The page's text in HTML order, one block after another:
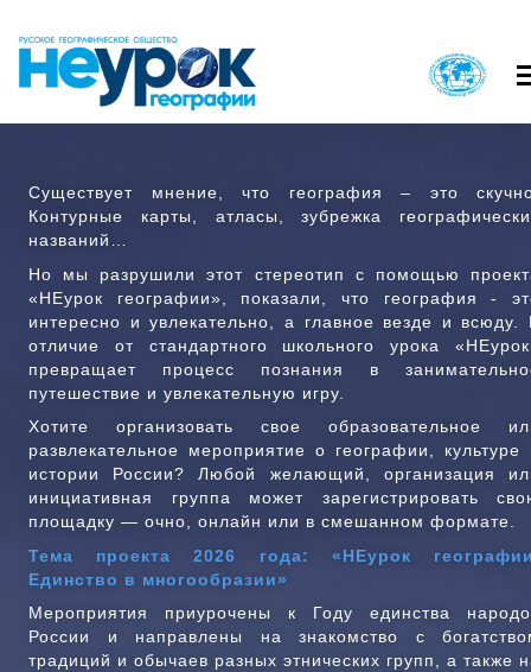
основному
содержанию
ГЛАВНОЕ
1
О ПРОЕКТЕ
ВОПРОСЫ И ОТВЕТЫ
ГЛАВНОЕ
2
КАК
Существует мнение, что география – это
Контурные карты, атласы, зубрежка
названий…
Но мы разрушили этот стереотип с помощью
«НЕурок географии», показали, что география -
интересно и увлекательно, а главное везде и всюду.
отличие от стандартного школьного урока
превращает процесс познания в
путешествие и увлекательную игру.
Хотите организовать свое образовательное
развлекательное мероприятие о географии, культуре
истории России? Любой желающий, организация
инициативная группа может зарегистрировать
площадку — очно, онлайн или в смешанном формате.
Тема проекта 2026 года: «НЕурок
Единство в многообразии»
Мероприятия приурочены к Году единства
России и направлены на знакомство с
традиций и обычаев разных этнических групп, а также